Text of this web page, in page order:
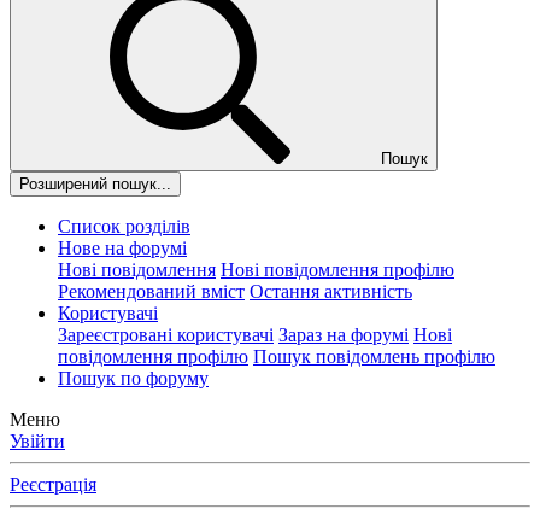
Пошук
Розширений пошук...
Список розділів
Нове на форумі
Нові повідомлення Нові повідомлення профілю
Рекомендований вміст Остання активність
Користувачі
Зареєстровані користувачі Зараз на форумі Нові
повідомлення профілю Пошук повідомлень профілю
Пошук по форуму
Меню
Увійти
Реєстрація